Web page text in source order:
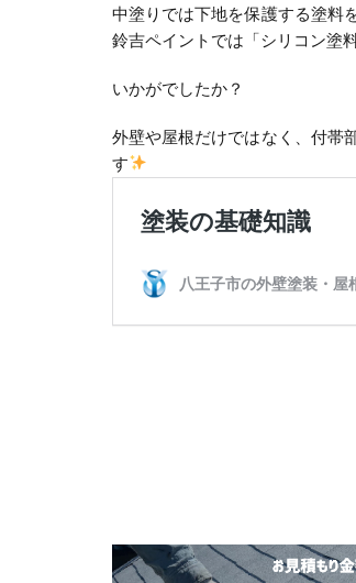
中塗りでは下地を保護する塗料
鈴吉ペイントでは「シリコン塗
いかがでしたか？
外壁や屋根だけではなく、付帯
す